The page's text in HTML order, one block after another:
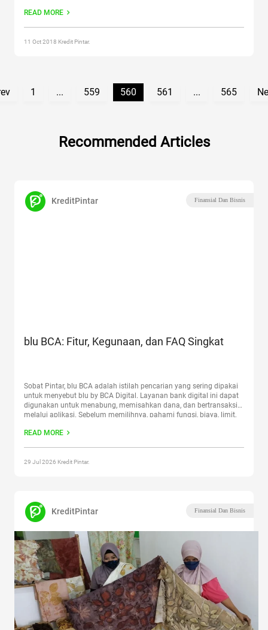
Indonesia. Kali ini untuk
READ MORE
11 Oct 2018 Kredit Pintar.
1 ... 559 560 561 ... 565
Recommended Articles
KreditPintar Finansial Dan Bisnis
blu BCA: Fitur, Kegunaan, dan FAQ Singkat
Sobat Pintar, blu BCA adalah istilah pencarian yang sering dipakai
untuk menyebut blu by BCA Digital. Layanan bank digital ini dapat
digunakan untuk menabung, memisahkan dana, dan bertransaksi
melalui aplikasi. Sebelum memilihnya, pahami fungsi, biaya, limit,
kebutuhanmu. Artikel ini membahas apa itu blu by BCA Digital,
READ MORE
29 Jul 2026 Kredit Pintar.
KreditPintar Finansial Dan Bisnis